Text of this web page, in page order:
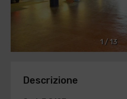
1 /13
Descrizione